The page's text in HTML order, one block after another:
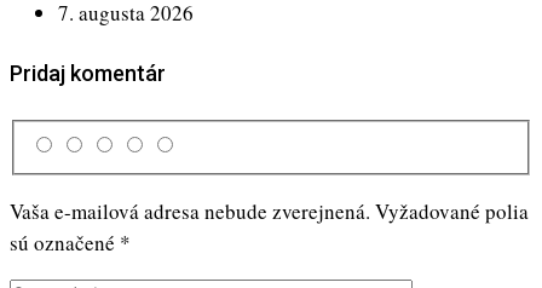
7. augusta 2026
Pridaj komentár
Vaša e-mailová adresa nebude zverejnená. Vyžadované polia
sú označené *